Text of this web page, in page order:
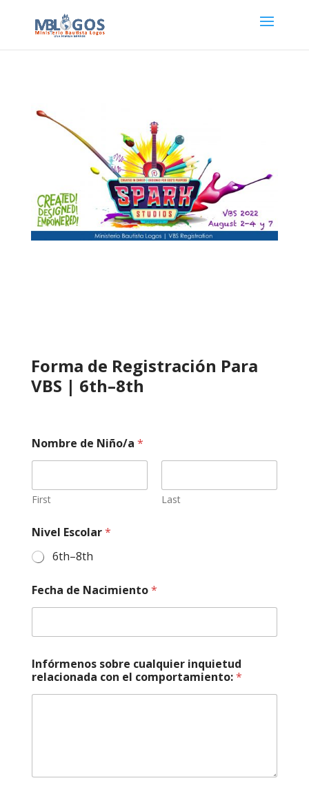
Forma de Registración Para
VBS | 6th–8th
Nombre de Niño/a *
First Last
Nivel Escolar*
6th–8th
Fecha de Nacimiento*
Infórmenos sobre cualquier inquietud
relacionada con el comportamiento:*